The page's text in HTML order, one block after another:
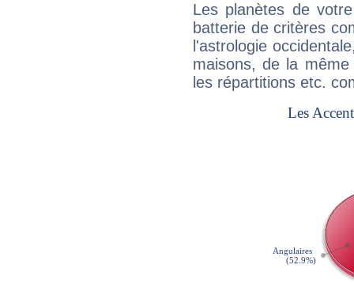
Les planètes de
batterie de critères
l'astrologie
maisons, de la
les répartitions etc.